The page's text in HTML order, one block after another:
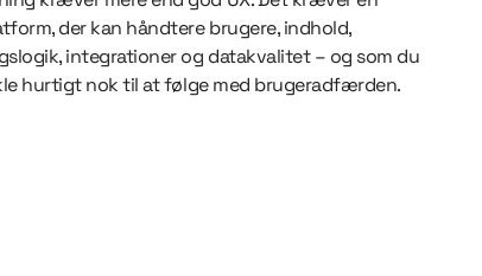
der kan håndtere brugere, indhold,
integrationer og datakvalitet – og som du
hurtigt nok til at følge med brugeradfærden.